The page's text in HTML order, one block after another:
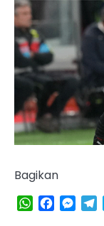
Bagikan
WhatsApp